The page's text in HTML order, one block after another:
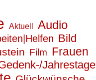
Aktuell Audio
Bild
Film Frauen
Jahrestage